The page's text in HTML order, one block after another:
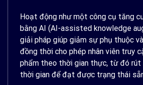
Hoạt động như một công cụ tăng
bằng AI (AI-assisted knowledge
giải pháp giúp giảm sự phụ thuộc
đồng thời cho phép nhân viên truy
phẩm theo thời gian thực, từ đó rút
thời gian để đạt được trạng thái